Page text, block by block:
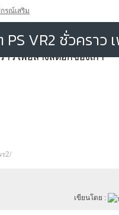
รณ์เสริม
VR2 ชั่วคราว
เขียนโดย :